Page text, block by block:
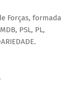
Forças, formada
PSL, PL,